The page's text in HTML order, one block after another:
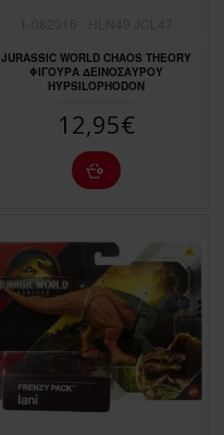
JURASSIC WORLD CHAOS THEORY
ΦΙΓΟΥΡΑ ΔΕΙΝΟΣΑΥΡΟΥ
HYPSILOPHODON
12,95€